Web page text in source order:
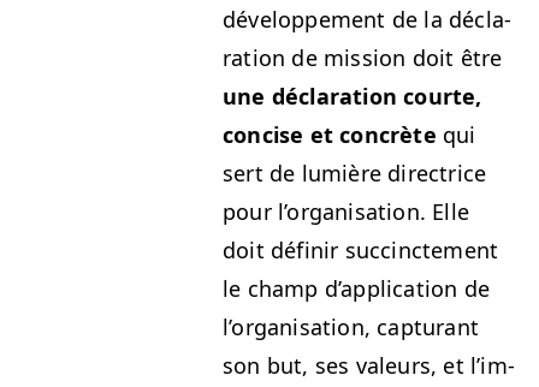
développe­ment de la déc­la­
ra­tion de mis­sion doit être
une déc­la­ra­tion courte,
con­cise et con­crète qui
sert de lumière direc­trice
pour l’or­gan­i­sa­tion. Elle
doit définir suc­cincte­ment
le champ d’ap­pli­ca­tion de
l’or­gan­i­sa­tion, cap­turant
son but, ses valeurs, et l’im­